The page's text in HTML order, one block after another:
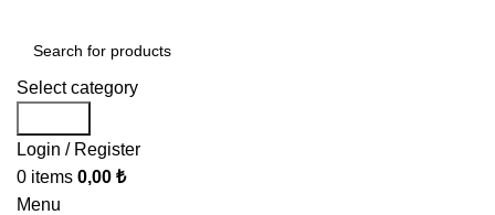
Select category
Login / Register
0 items 0,00 ₺
Menu